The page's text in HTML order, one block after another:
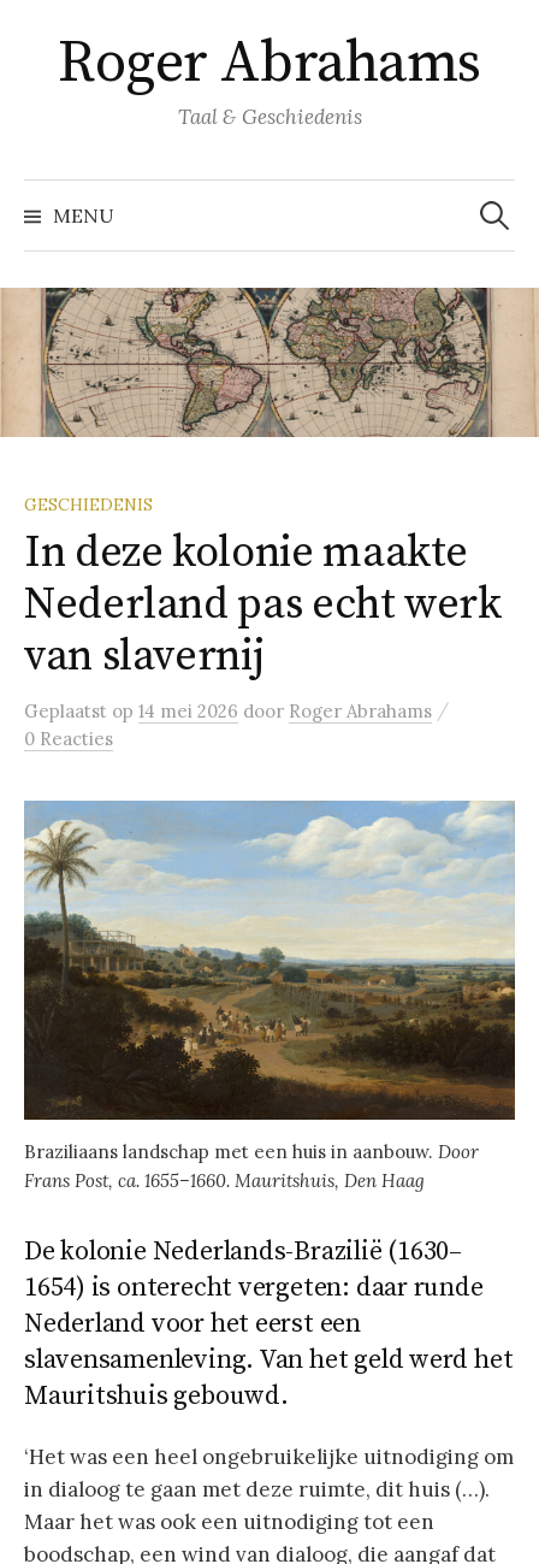
inhoud
springen
Roger Abrahams
Taal & Geschiedenis
MENU
Zoeken
naar:
GESCHIEDENIS
In deze kolonie maakte
Nederland pas echt werk
van slavernij
Geplaatst op 14 mei 2026 door Roger Abrahams /
0 Reacties
Braziliaans landschap met een huis in aanbouw. Door
Frans Post, ca. 1655–1660. Mauritshuis, Den Haag
De kolonie Nederlands-Brazilië (1630–
1654) is onterecht vergeten: daar runde
Nederland voor het eerst een
slavensamenleving. Van het geld werd het
Mauritshuis gebouwd.
‘Het was een heel ongebruikelijke uitnodiging om
in dialoog te gaan met deze ruimte, dit huis (…).
Maar het was ook een uitnodiging tot een
boodschap, een wind van dialoog, die aangaf dat